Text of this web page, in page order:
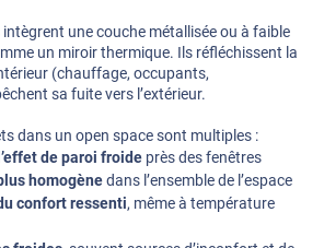
une couche métallisée ou à faible
un miroir thermique. Ils réfléchissent la
(chauffage, occupants,
sa fuite vers l’extérieur.
dans un open space sont multiples :
de paroi froideprès des fenêtres
homogènedans l’ensemble de l’espace
confort ressenti, même à température